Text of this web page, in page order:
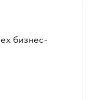
бизнес-